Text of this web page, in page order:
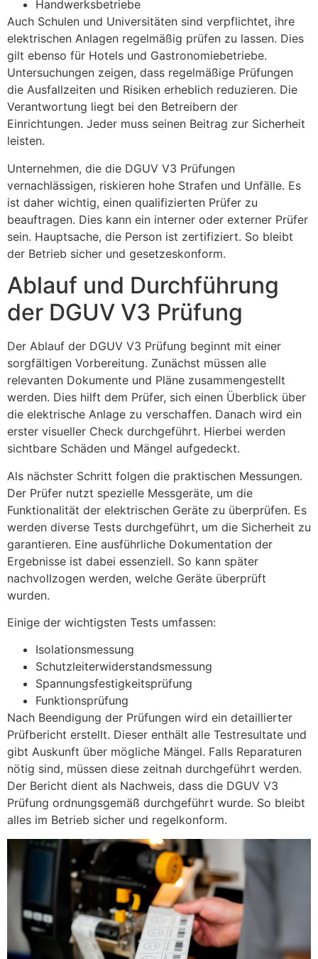
Handwerksbetriebe
Auch Schulen und Universitäten sind verpflichtet, ihre
elektrischen Anlagen regelmäßig prüfen zu lassen. Dies
gilt ebenso für Hotels und Gastronomiebetriebe.
Untersuchungen zeigen, dass regelmäßige Prüfungen
die Ausfallzeiten und Risiken erheblich reduzieren. Die
Verantwortung liegt bei den Betreibern der
Einrichtungen. Jeder muss seinen Beitrag zur Sicherheit
leisten.
Unternehmen, die die DGUV V3 Prüfungen
vernachlässigen, riskieren hohe Strafen und Unfälle. Es
ist daher wichtig, einen qualifizierten Prüfer zu
beauftragen. Dies kann ein interner oder externer Prüfer
sein. Hauptsache, die Person ist zertifiziert. So bleibt
der Betrieb sicher und gesetzeskonform.
Ablauf und Durchführung
der DGUV V3 Prüfung
Der Ablauf der DGUV V3 Prüfung beginnt mit einer
sorgfältigen Vorbereitung. Zunächst müssen alle
relevanten Dokumente und Pläne zusammengestellt
werden. Dies hilft dem Prüfer, sich einen Überblick über
die elektrische Anlage zu verschaffen. Danach wird ein
erster visueller Check durchgeführt. Hierbei werden
sichtbare Schäden und Mängel aufgedeckt.
Als nächster Schritt folgen die praktischen Messungen.
Der Prüfer nutzt spezielle Messgeräte, um die
Funktionalität der elektrischen Geräte zu überprüfen. Es
werden diverse Tests durchgeführt, um die Sicherheit zu
garantieren. Eine ausführliche Dokumentation der
Ergebnisse ist dabei essenziell. So kann später
nachvollzogen werden, welche Geräte überprüft
wurden.
Einige der wichtigsten Tests umfassen:
Isolationsmessung
Schutzleiterwiderstandsmessung
Spannungsfestigkeitsprüfung
Funktionsprüfung
Nach Beendigung der Prüfungen wird ein detaillierter
Prüfbericht erstellt. Dieser enthält alle Testresultate und
gibt Auskunft über mögliche Mängel. Falls Reparaturen
nötig sind, müssen diese zeitnah durchgeführt werden.
Der Bericht dient als Nachweis, dass die DGUV V3
Prüfung ordnungsgemäß durchgeführt wurde. So bleibt
alles im Betrieb sicher und regelkonform.